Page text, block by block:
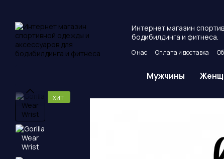
Интернет магазин
бодибилдинга и фитнеса.
О нас Оплата и доставка
Мужчины
ХИТ